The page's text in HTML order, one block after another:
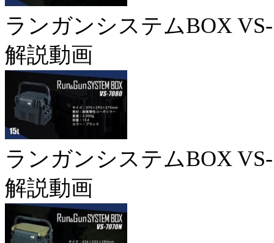
ランガンシステムBOX
解説動画
ランガンシステムBOX
解説動画